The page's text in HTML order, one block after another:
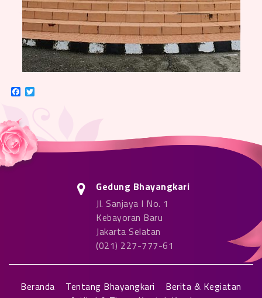
Facebook
Gedung Bhayangkari
Jl. Sanjaya I No. 1
Kebayoran Baru
Jakarta Selatan
(021) 227-777-61
Beranda Tentang Bhayangkari
Berita & Kegiatan